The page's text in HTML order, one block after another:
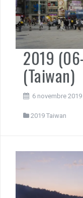
2019
(Taiwan)
6 novembre 2019
2019 Taiwan